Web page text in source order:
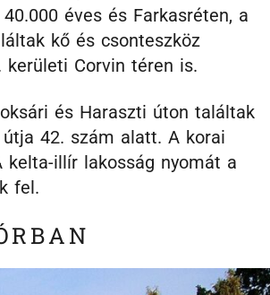
éves és Farkasréten, a
kő és csonteszköz
kerületi Corvin téren is.
és Haraszti úton találtak
42. szám alatt. A korai
kelta-illír lakosság nyomát a
fel.